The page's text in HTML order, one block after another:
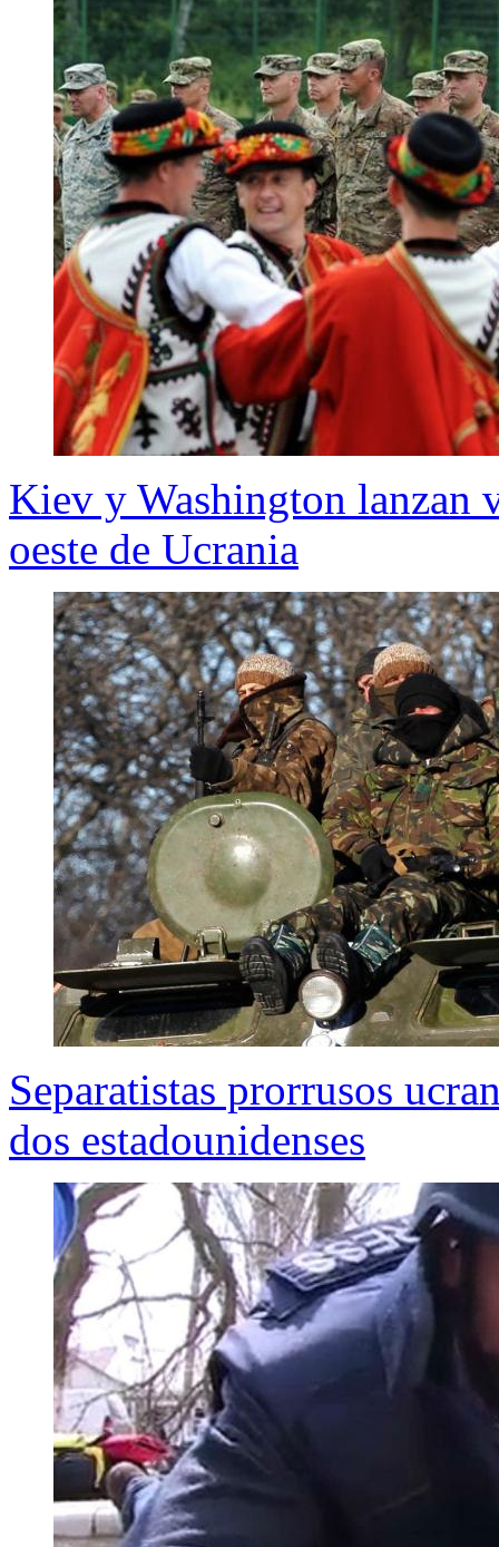
Kiev y Washington lanzan
oeste de Ucrania
Separatistas prorrusos
dos estadounidenses